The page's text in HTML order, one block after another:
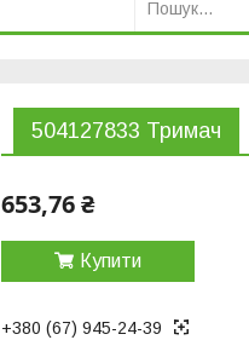
504127833 Тримач
653,76 ₴
Купити
+380 (67) 945-24-39